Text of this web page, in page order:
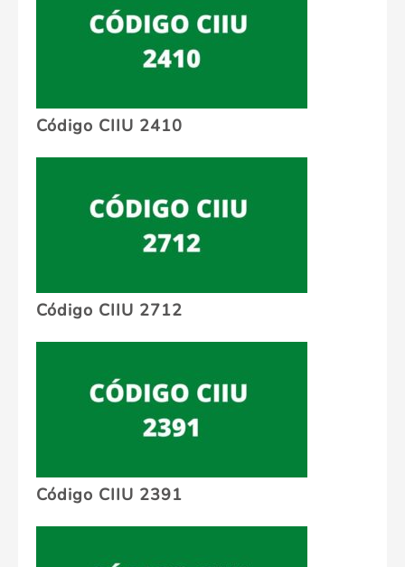
Código CIIU 2410
Código CIIU 2712
Código CIIU 2391